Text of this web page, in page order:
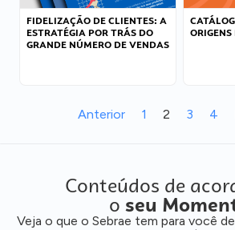
FIDELIZAÇÃO DE CLIENTES: A
ESTRATÉGIA POR TRÁS DO
GRANDE NÚMERO DE VENDAS
Anterior 1 2 3 4
Conteúdos de
o seu
Veja o que o Sebrae tem para você